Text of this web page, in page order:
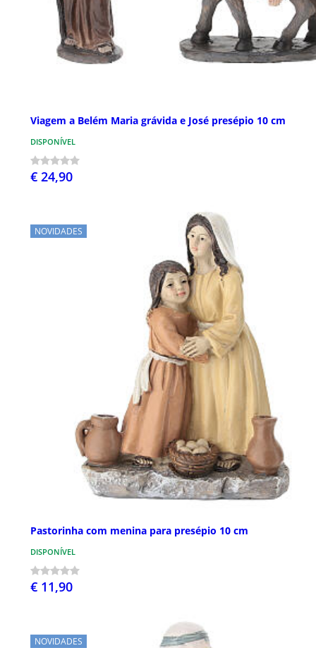
Viagem a Belém Maria grávida e José presépio 10 cm
DISPONÍVEL
€ 24,90
NOVIDADES
Pastorinha com menina para presépio 10 cm
DISPONÍVEL
€ 11,90
NOVIDADES